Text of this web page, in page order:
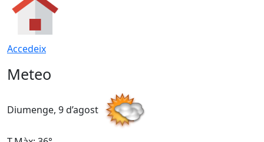
Accedeix
Meteo
Diumenge, 9 d’agost